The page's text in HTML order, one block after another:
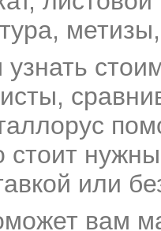
,
стоит
или
вам